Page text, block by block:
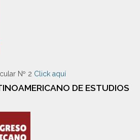
Nº 2 Click aquí
DE ESTUDIOS